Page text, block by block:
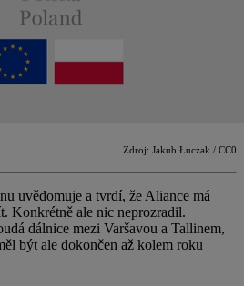
Zdroj: Jakub Łuczak / CC0
uvědomuje a tvrdí, že Aliance má
Konkrétně ale nic neprozradil.
dálnice mezi Varšavou a Tallinem,
být ale dokončen až kolem roku